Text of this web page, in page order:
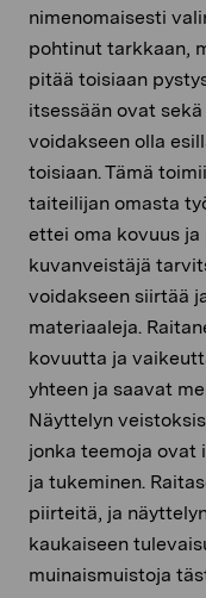
nimenomaisesti
pohtinut tarkkaan,
pitää toisiaan
itsessään ovat
voidakseen olla
toisiaan. Tämä
taiteilijan omasta
ettei oma kovuus
kuvanveistäjä
voidakseen siirtää
materiaaleja.
kovuutta ja
yhteen ja saavat
Näyttelyn
jonka teemoja ovat
ja tukeminen.
piirteitä, ja
kaukaiseen
muinaismuistoja